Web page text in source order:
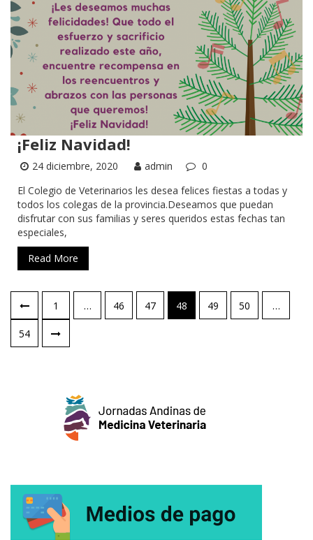
¡Feliz Navidad!
24 diciembre, 2020 admin
0
El Colegio de Veterinarios les desea felices fiestas a todas y
todos los colegas de la provincia.Deseamos que puedan
disfrutar con sus familias y seres queridos estas fechas tan
especiales,
Read More
Paginación
de
entradas
1 … 46 47 48 49 50 …
54